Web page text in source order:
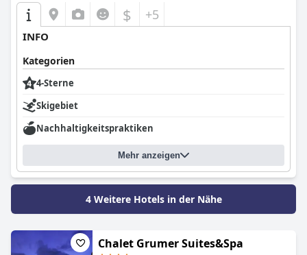
$ +5
INFO
Kategorien
4-Sterne
Skigebiet
Nachhaltigkeitspraktiken
Mehr anzeigen
4 Weitere Hotels in der Nähe
Chalet Grumer Suites&Spa